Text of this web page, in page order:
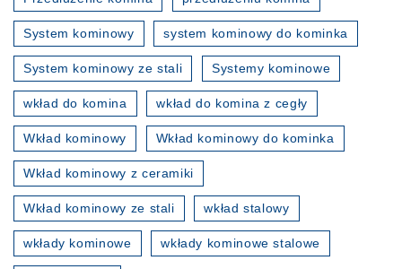
System kominowy system kominowy do kominka
System kominowy ze stali Systemy kominowe
wkład do komina wkład do komina z cegły
Wkład kominowy Wkład kominowy do kominka
Wkład kominowy z ceramiki
Wkład kominowy ze stali wkład stalowy
wkłady kominowe wkłady kominowe stalowe